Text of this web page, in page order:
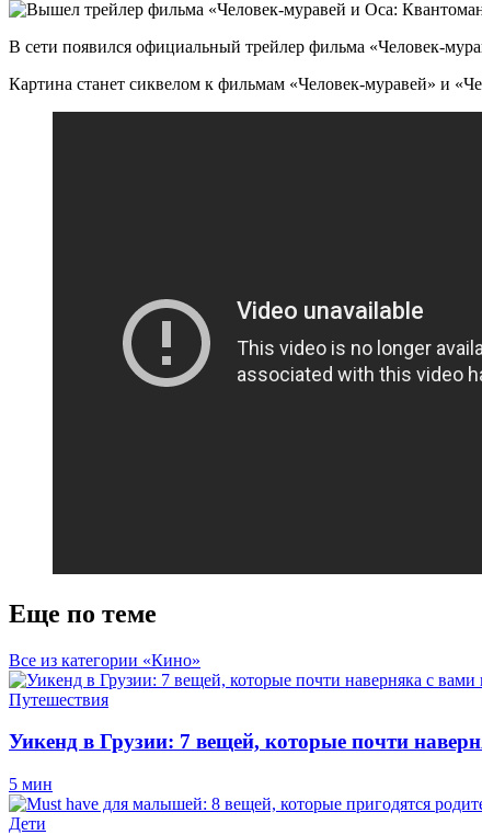
В сети появился официальный трейлер фильма «Человек-
Картина станет сиквелом к фильмам «Человек-муравей» и
Еще по теме
Все из категории «Кино»
Путешествия
Уикенд в Грузии: 7 вещей, которые почти
5 мин
Дети